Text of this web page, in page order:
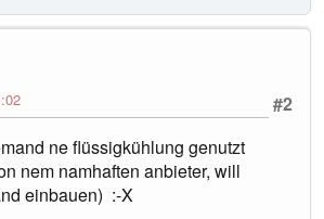
#2
ne flüssigkühlung genutzt
nem namhaften anbieter, will
einbauen) :-X